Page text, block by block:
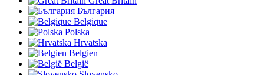
България
Belgique
Polska
Hrvatska
Belgien
België